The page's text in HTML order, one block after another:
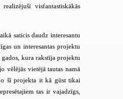
visfantastiskākās
saticis daudz interesantu
un interesantas projektu
kura rakstīja projektu
vēlējās vietējā tautas namā
šī projekta it kā gūst tikai
tas ir vajadzīgs,